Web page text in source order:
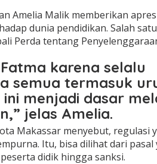
Amelia Malik memberikan
dunia pendidikan. Salah
Perda tentang
karena selalu
semua termasuk
menjadi dasar
jelas Amelia.
Makassar menyebut, regulasi
Itu, bisa dilihat dari pasal
didik hingga sanksi.